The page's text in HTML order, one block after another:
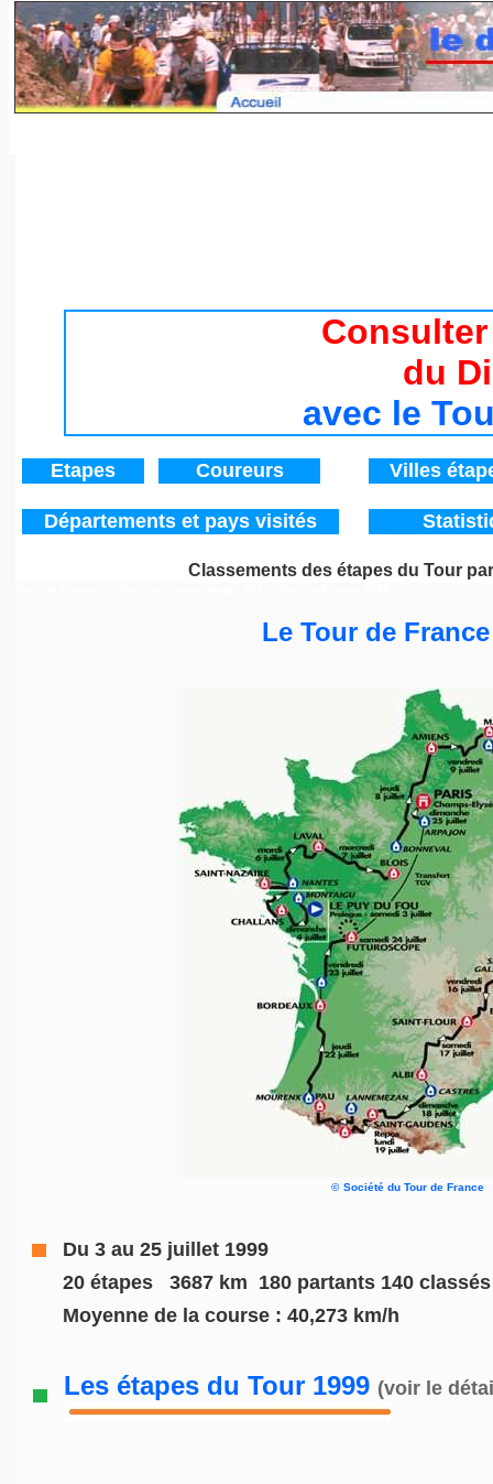
du
avec le
Etapes Coureurs Villes
Départements et pays visités
Classements des étapes du Tour
Le Tour de France
© Société du Tour de France
Du 3 au 25 juillet 1999
20 étapes
3687 km 180 partants 140
Moyenne de la course : 40,273 km/h
Les étapes du Tour 1999 (voir le